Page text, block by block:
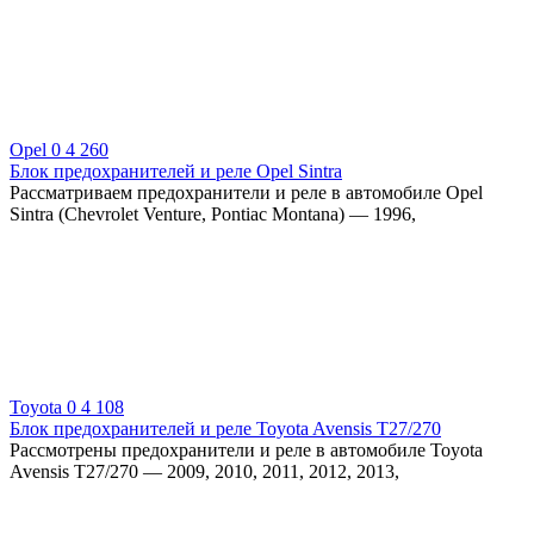
Opel 0 4 260
Блок предохранителей и реле Opel Sintra
Рассматриваем предохранители и реле в автомобиле Opel
Sintra (Chevrolet Venture, Pontiac Montana) — 1996,
Toyota 0 4 108
Блок предохранителей и реле Toyota Avensis T27/270
Рассмотрены предохранители и реле в автомобиле Toyota
Avensis T27/270 — 2009, 2010, 2011, 2012, 2013,